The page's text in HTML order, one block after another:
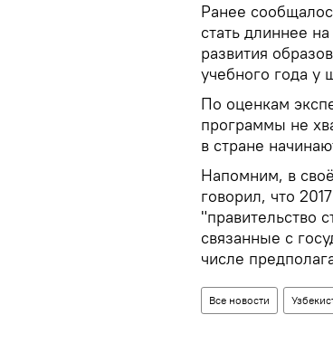
Ранее
стать длиннее
развития
учебного года у
По оценкам
программы не
в стране
Напомним, в
говорил, что
"правительство
связанные с
числе
Все новости